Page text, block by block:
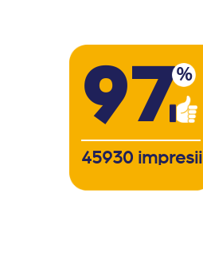
97%
45930 impresii